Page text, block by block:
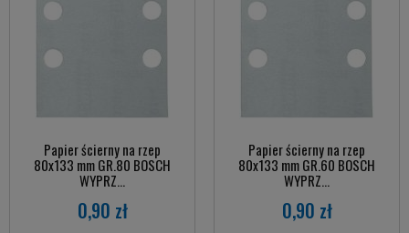
Papier ścierny na rzep
80x133 mm GR.80 BOSCH
WYPRZ...
0,90 zł
Papier ścierny na rzep
80x133 mm GR.60 BOSCH
WYPRZ...
0,90 zł